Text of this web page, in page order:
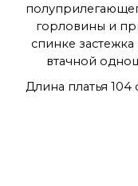
горловины и
спинке
втачной
Длина платья